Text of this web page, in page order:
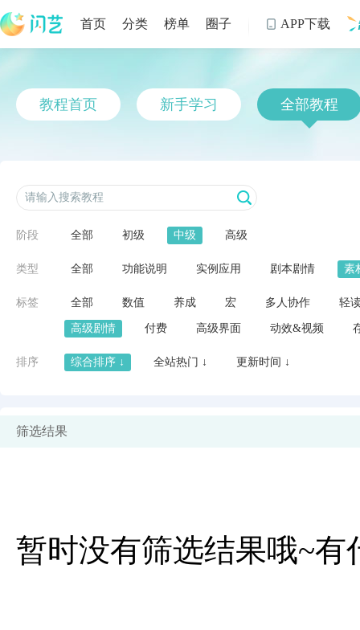
首页 分类 榜单 圈子  APP下载
教程首页 新手学习 全部教程
阶段 全部 初级 中级 高级
类型 全部 功能说明 实例应用 剧本剧情 素
标签 全部 数值 养成 宏 多人协作 轻
高级剧情 付费 高级界面 动效&视频
排序 综合排序 ↓ 全站热门 ↓ 更新时间 ↓
筛选结果
暂时没有筛选结果哦~